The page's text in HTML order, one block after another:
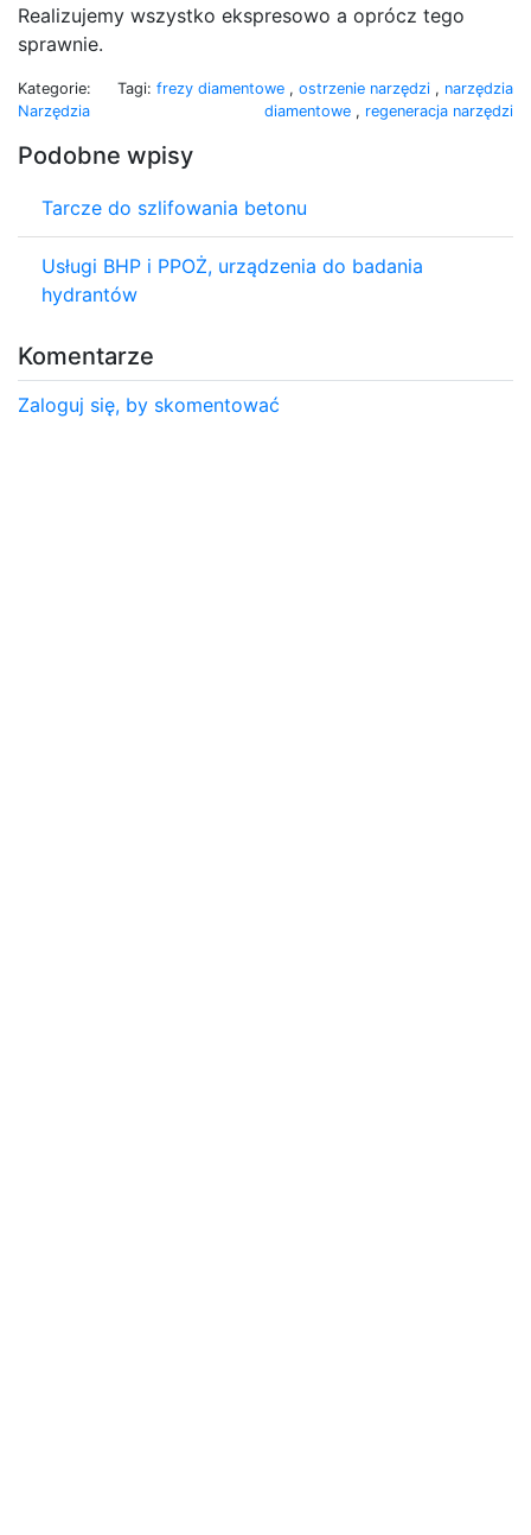
Realizujemy wszystko ekspresowo a oprócz tego
sprawnie.
Kategorie:
Narzędzia
Tagi: frezy diamentowe , ostrzenie narzędzi , narzędzia
diamentowe , regeneracja narzędzi
Podobne wpisy
Tarcze do szlifowania betonu
Usługi BHP i PPOŻ, urządzenia do badania
hydrantów
Komentarze
Zaloguj się, by skomentować